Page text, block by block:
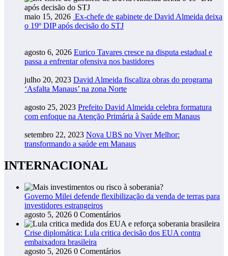
maio 15, 2026 Ex-chefe de gabinete de David Almeida deixa
o 19º DIP após decisão do STJ
agosto 6, 2026 Eurico Tavares cresce na disputa estadual e
passa a enfrentar ofensiva nos bastidores
julho 20, 2023 David Almeida fiscaliza obras do programa
‘Asfalta Manaus’ na zona Norte
agosto 25, 2023 Prefeito David Almeida celebra formatura
com enfoque na Atenção Primária à Saúde em Manaus
setembro 22, 2023 Nova UBS no Viver Melhor:
transformando a saúde em Manaus
INTERNACIONAL
Governo Milei defende flexibilização da venda de terras para
investidores estrangeiros
agosto 5, 2026 0 Comentários
Crise diplomática: Lula critica decisão dos EUA contra
embaixadora brasileira
agosto 5, 2026 0 Comentários